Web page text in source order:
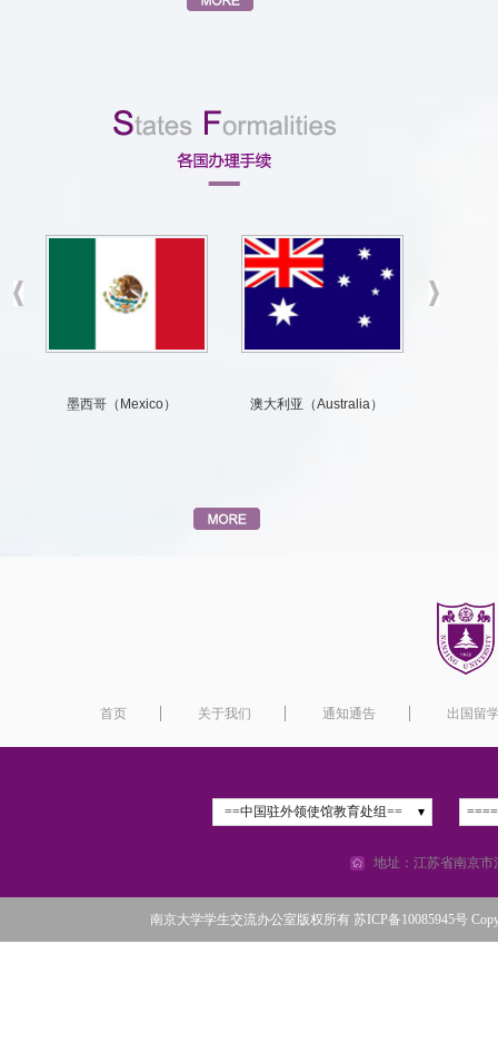
墨西哥（Mexico） 澳大利亚（Australia）
首页 关于我们 通知通告 出国留
==中国驻外领使馆教育处组==
地址：江苏省南京市
南京大学学生交流办公室版权所有 苏ICP备10085945号